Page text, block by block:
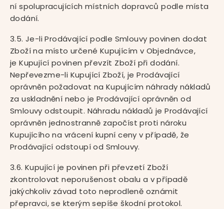
ní spolupracujících místních dopravců podle místa
dodání.
3.5. Je-li Prodávající podle Smlouvy povinen dodat
Zboží na místo určené Kupujícím v Objednávce,
je Kupující povinen převzít Zboží při dodání.
Nepřevezme-li Kupující Zboží, je Prodávající
oprávněn požadovat na Kupujícím náhrady nákladů
za uskladnění nebo je Prodávající oprávněn od
Smlouvy odstoupit. Náhradu nákladů je Prodávající
oprávněn jednostranně započíst proti nároku
Kupujícího na vrácení kupní ceny v případě, že
Prodávající odstoupí od Smlouvy.
3.6. Kupující je povinen při převzetí Zboží
zkontrolovat neporušenost obalu a v případě
jakýchkoliv závad toto neprodleně oznámit
přepravci, se kterým sepíše škodní protokol.